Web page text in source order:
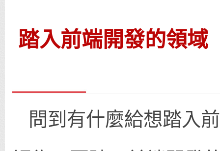
踏入前端開發的領域
問到有什麼給想踏入